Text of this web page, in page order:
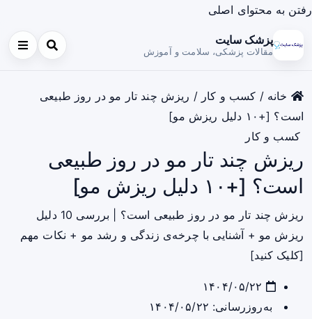
رفتن به محتوای اصلی
پزشک سایت
مقالات پزشکی، سلامت و آموزش
خانه / کسب و کار / ریزش چند تار مو در روز طبیعی
است؟ [+۱۰ دلیل ریزش مو]
کسب و کار
ریزش چند تار مو در روز طبیعی
است؟ [+۱۰ دلیل ریزش مو]
ریزش چند تار مو در روز طبیعی است؟ | بررسی 10 دلیل
ریزش مو + آشنایی با چرخه‌ی زندگی و رشد مو + نکات مهم
[کلیک کنید]
به‌روزرسانی: ۱۴۰۴/۰۵/۲۲